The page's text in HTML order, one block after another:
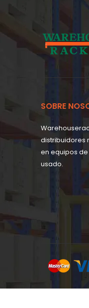
SOBRE
distribuidores
en equipos
usado.